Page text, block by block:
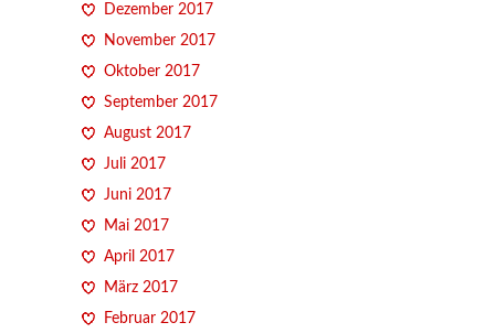
Dezember 2017
November 2017
Oktober 2017
September 2017
August 2017
Juli 2017
Juni 2017
Mai 2017
April 2017
März 2017
Februar 2017